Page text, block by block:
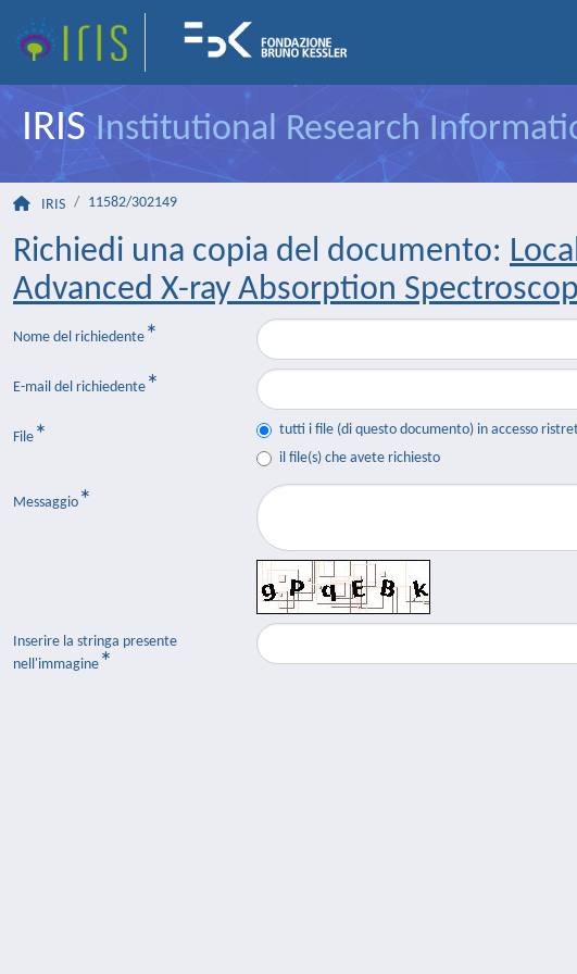
IRISInstitutional Research
IRIS 11582/302149
Richiedi una copia del documento:
Advanced X-ray Absorption
Nome del richiedente
E-mail del richiedente
File
tutti i file (di questo documento) in accesso
il file(s) che avete richiesto
Messaggio
Inserire la stringa presente
nell'immagine